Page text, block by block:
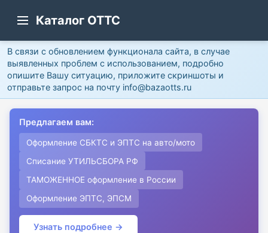
Каталог ОТТС
В связи с обновлением функционала сайта, в случае
выявленных проблем с использованием, подробно
опишите Вашу ситуацию, приложите скриншоты и
отправьте запрос на почту info@bazaotts.ru
Предлагаем вам:
Оформление СБКТС и ЭПТС на авто/мото
Списание УТИЛЬСБОРА РФ
ТАМОЖЕННОЕ оформление в России
Оформление ЭПТС, ЭПСМ
Узнать подробнее →